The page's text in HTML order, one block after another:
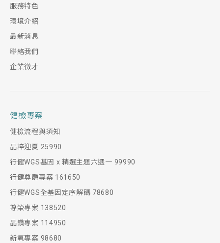
服務特色
環境介紹
最新消息
聯絡我們
企業徵才
健檢專案
健檢流程與須知
晶粹迎夏 25990
行健WGS基因 x 精選主題六選一 99990
行健尊爵專案 161650
行健WGS全基因定序解碼 78680
尊榮專案 138520
晶鑽專案 114950
新氧專案 98680